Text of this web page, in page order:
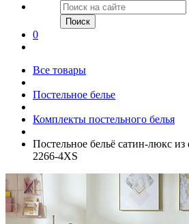
Поиск
0
Все товары
Постельное белье
Комплекты постельного белья
Постельное бельё сатин-люкс из
2266-4XS